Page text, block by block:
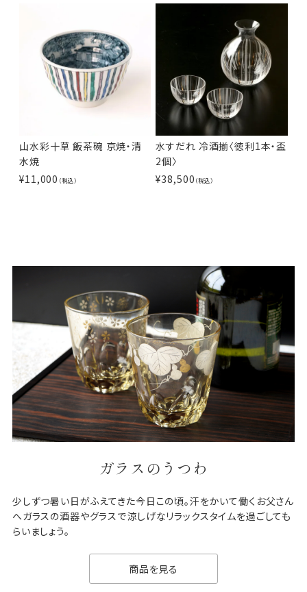
山水彩十草 飯茶碗 京焼・清
水焼
¥11,000 （税込）
水すだれ 冷酒揃〈徳利1本・盃
2個〉
¥38,500 （税込）
ガラスのうつわ
少しずつ暑い日がふえてきた今日この頃。汗をかいて働くお父さん
へガラスの酒器やグラスで涼しげなリラックスタイムを過ごしても
らいましょう。
商品を見る